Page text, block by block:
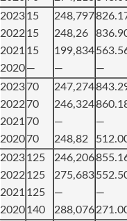
2023
2022
2021
2020
15
15
15
—
248,797
248,26
199,834
—
—
2023
2022
2021
2020
70
70
70
70
247,274
246,324
—
248,82
—
2023
2022
2021
2020
125
125
125
140
246,206
275,683
—
288,076
—